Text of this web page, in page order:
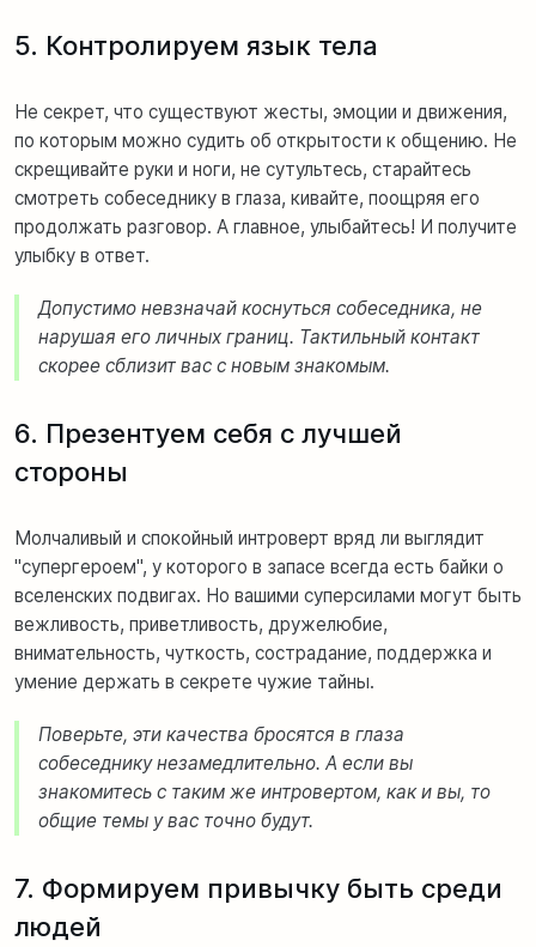
5. Контролируем язык тела
Не секрет, что существуют жесты, эмоции и движения,
по которым можно судить об открытости к общению. Не
скрещивайте руки и ноги, не сутультесь, старайтесь
смотреть собеседнику в глаза, кивайте, поощряя его
продолжать разговор. А главное, улыбайтесь! И получите
улыбку в ответ.
Допустимо невзначай коснуться собеседника, не
нарушая его личных границ. Тактильный контакт
скорее сблизит вас с новым знакомым.
6. Презентуем себя с лучшей
стороны
Молчаливый и спокойный интроверт вряд ли выглядит
"супергероем", у которого в запасе всегда есть байки о
вселенских подвигах. Но вашими суперсилами могут быть
вежливость, приветливость, дружелюбие,
внимательность, чуткость, сострадание, поддержка и
умение держать в секрете чужие тайны.
Поверьте, эти качества бросятся в глаза
собеседнику незамедлительно. А если вы
знакомитесь с таким же интровертом, как и вы, то
общие темы у вас точно будут.
7. Формируем привычку быть среди
людей